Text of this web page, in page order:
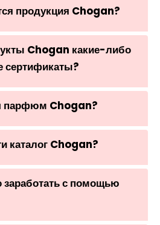
продукция Chogan?
Chogan какие-либо
парфюм Chogan?
каталог Chogan?
с помощью